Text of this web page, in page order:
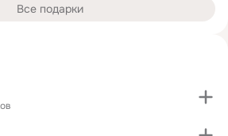
Все подарки